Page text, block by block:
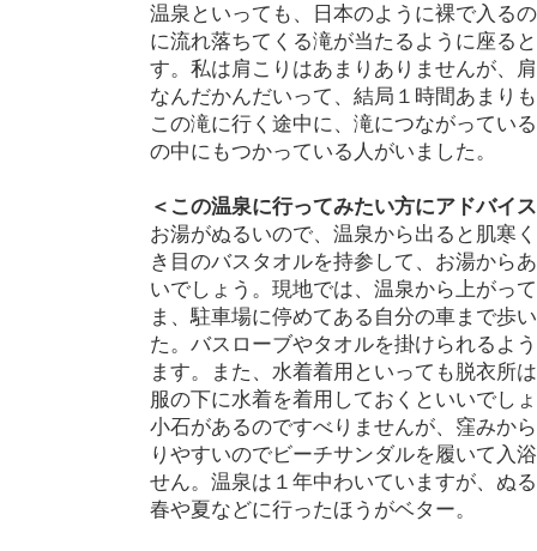
温泉といっても、日本のように裸で入る
に流れ落ちてくる滝が当たるように座る
す。私は肩こりはあまりありませんが、
なんだかんだいって、結局１時間あまり
この滝に行く途中に、滝につながってい
の中にもつかっている人がいました。
＜この温泉に行ってみたい方にアドバイ
お湯がぬるいので、温泉から出ると肌寒
き目のバスタオルを持参して、お湯から
いでしょう。現地では、温泉から上がっ
ま、駐車場に停めてある自分の車まで歩
た。バスローブやタオルを掛けられるよ
ます。また、水着着用といっても脱衣所
服の下に水着を着用しておくといいでし
小石があるのですべりませんが、窪みか
りやすいのでビーチサンダルを履いて入
せん。温泉は１年中わいていますが、ぬ
春や夏などに行ったほうがベター。